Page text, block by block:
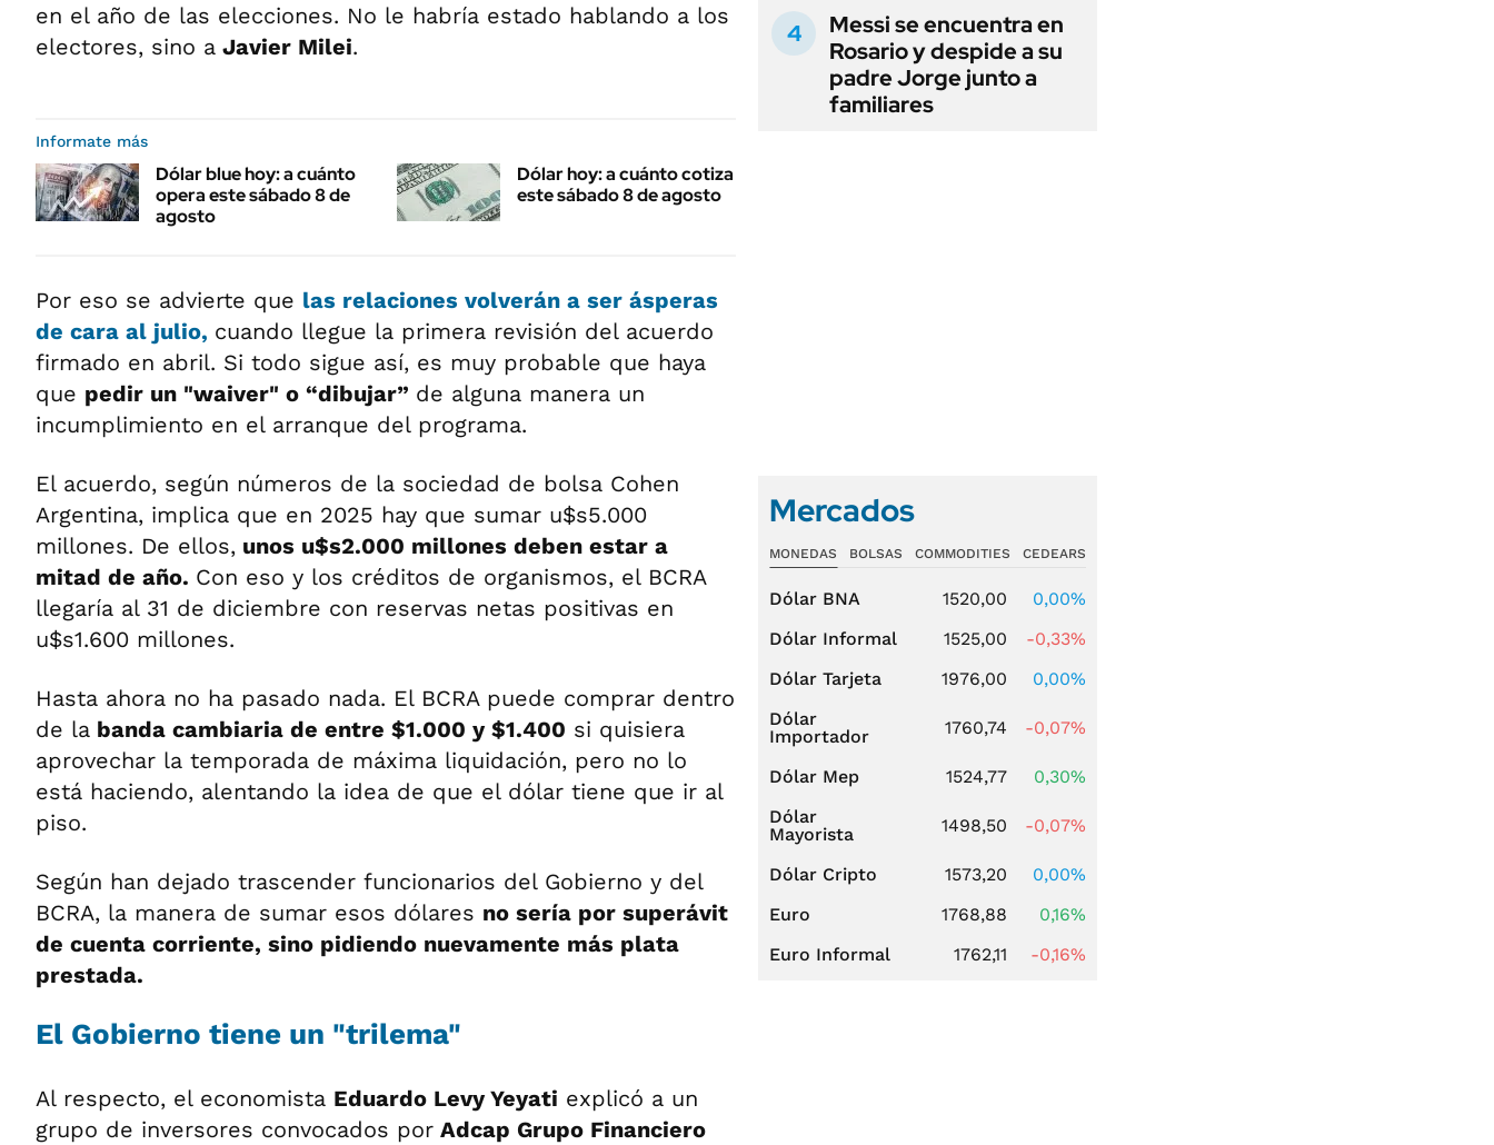
en el año de las elecciones. No le habría estado hablando a los
electores, sino a Javier Milei.
Informate más
Dólar blue hoy: a cuánto
opera este sábado 8 de
agosto
Dólar hoy: a cuánto cotiza
este sábado 8 de agosto
Por eso se advierte que las relaciones volverán a ser ásperas
de cara al julio, cuando llegue la primera revisión del acuerdo
firmado en abril. Si todo sigue así, es muy probable que haya
que pedir un "waiver" o “dibujar” de alguna manera un
incumplimiento en el arranque del programa.
El acuerdo, según números de la sociedad de bolsa Cohen
Argentina, implica que en 2025 hay que sumar u$s5.000
millones. De ellos, unos u$s2.000 millones deben estar a
mitad de año. Con eso y los créditos de organismos, el BCRA
llegaría al 31 de diciembre con reservas netas positivas en
u$s1.600 millones.
Hasta ahora no ha pasado nada. El BCRA puede comprar dentro
de la banda cambiaria de entre $1.000 y $1.400 si quisiera
aprovechar la temporada de máxima liquidación, pero no lo
está haciendo, alentando la idea de que el dólar tiene que ir al
piso.
Según han dejado trascender funcionarios del Gobierno y del
BCRA, la manera de sumar esos dólares no sería por superávit
de cuenta corriente, sino pidiendo nuevamente más plata
prestada.
El Gobierno tiene un "trilema"
Al respecto, el economista Eduardo Levy Yeyati explicó a un
grupo de inversores convocados por Adcap Grupo Financiero
Messi se encuentra en
Rosario y despide a su
padre Jorge junto a
familiares
Mercados
MONEDAS BOLSAS COMMODITIES CEDEARS
Dólar BNA 1520,00
0,00%
Dólar Informal
1525,00
-0,33%
Dólar Tarjeta
1976,00
0,00%
Dólar
Importador
1760,74 -0,07%
Dólar Mep 1524,77
0,30%
Dólar
Mayorista
1498,50 -0,07%
Dólar Cripto 1573,20
0,00%
Euro
1768,88
0,16%
Euro Informal
1762,11 -0,16%